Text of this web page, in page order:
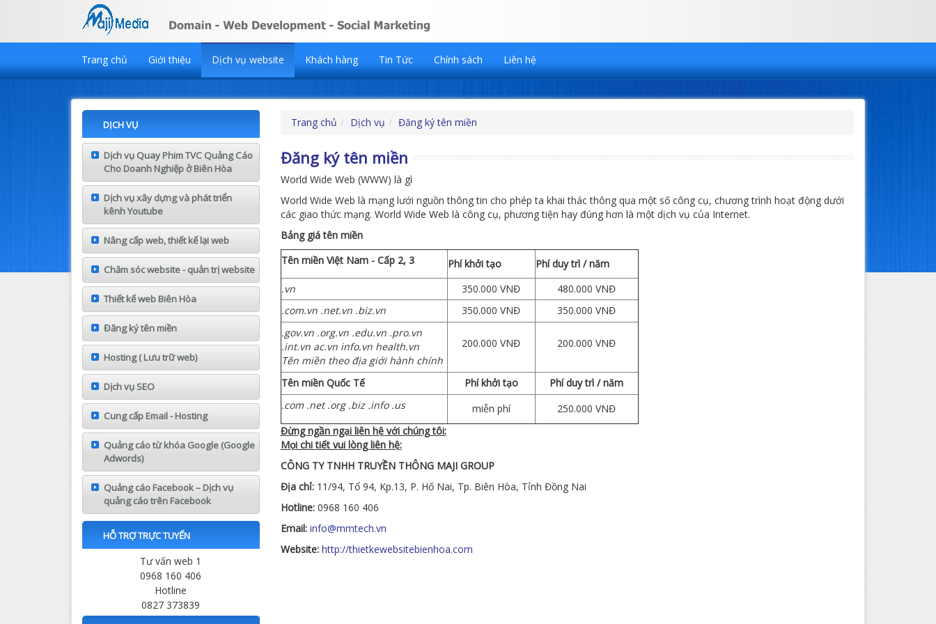
Trang chủ Giới thiệu Dịch vụ website Khách hàng Tin Tức Chính sách Liên hệ
DỊCH VỤ
Dịch vụ Quay Phim TVC Quảng Cáo
Cho Doanh Nghiệp ở Biên Hòa
Dịch vụ xây dựng và phát triển
kênh Youtube
Nâng cấp web, thiết kế lại web
Chăm sóc website - quản trị website
Thiết kế web Biên Hòa
Đăng ký tên miền
Hosting ( Lưu trữ web)
Dịch vụ SEO
Cung cấp Email - Hosting
Quảng cáo từ khóa Google (Google
Adwords)
Quảng cáo Facebook – Dịch vụ
quảng cáo trên Facebook
HỖ TRỢ TRỰC TUYẾN
Tư vấn web 1
0968 160 406
Hotline
0827 373839
Trang chủ Dịch vụ Đăng ký tên miền
Đăng ký tên miền
World Wide Web (WWW) là gì
World Wide Web là mạng lưới nguồn thông tin cho phép ta khai thác thông qua một số công cụ, chương trình hoạt động dưới
các giao thức mạng. World Wide Web là công cụ, phương tiện hay đúng hơn là một dịch vụ của Internet.
Bảng giá tên miền
Tên miền Việt Nam - Cấp 2, 3
Phí khởi tạo
Phí duy trì / năm
.vn
350.000 VNĐ
480.000 VNĐ
.com.vn .net.vn .biz.vn
350.000 VNĐ
350.000 VNĐ
.gov.vn .org.vn .edu.vn .pro.vn
.int.vn ac.vn info.vn health.vn
Tên miền theo địa giới hành chính
200.000 VNĐ 200.000 VNĐ
Tên miền Quốc Tế Phí khởi tạo
Phí duy trì / năm
.com .net .org .biz .info .us
miễn phí
250.000 VNĐ
Đừng ngần ngại liên hệ với chúng tôi:
Mọi chi tiết vui lòng liên hệ:
CÔNG TY TNHH TRUYỀN THÔNG MAJI GROUP
Địa chỉ: 11/94, Tổ 94, Kp.13, P. Hố Nai, Tp. Biên Hòa, Tỉnh Đồng Nai
Hotline: 0968 160 406
Email: info@mmtech.vn
Website: http://thietkewebsitebienhoa.com